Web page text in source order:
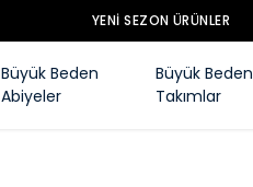
YENI SEZON ÜRÜNLER
Büyük Beden
Abiyeler
Büyük Beden
Takımlar